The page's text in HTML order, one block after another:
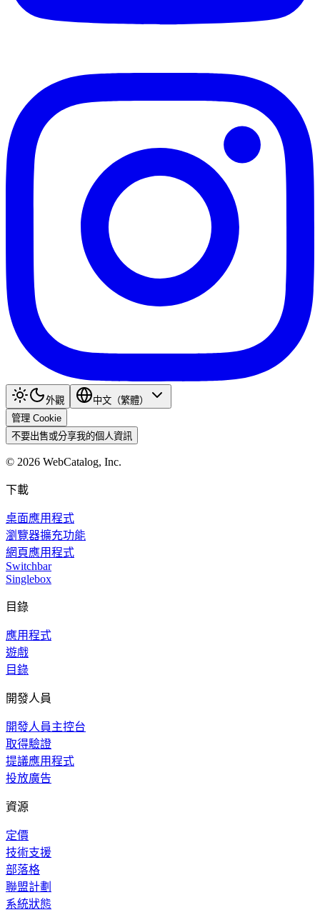
外觀
中文（繁體）
管理 Cookie
不要出售或分享我的個人資訊
© 2026 WebCatalog, Inc.
下載
桌面應用程式
瀏覽器擴充功能
網頁應用程式
Switchbar
Singlebox
目錄
應用程式
遊戲
目錄
開發人員
開發人員主控台
取得驗證
提議應用程式
投放廣告
資源
定價
技術支援
部落格
聯盟計劃
系統狀態